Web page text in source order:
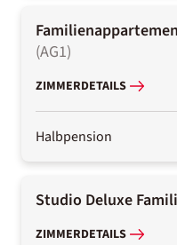
(AG1)
ZIMMERDETAILS
Halbpension
Studio Deluxe
ZIMMERDETAILS